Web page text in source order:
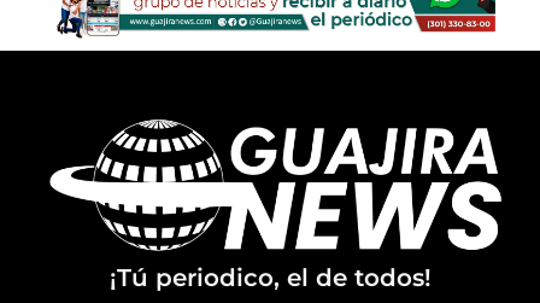
¡Tú periodico, el de todos!